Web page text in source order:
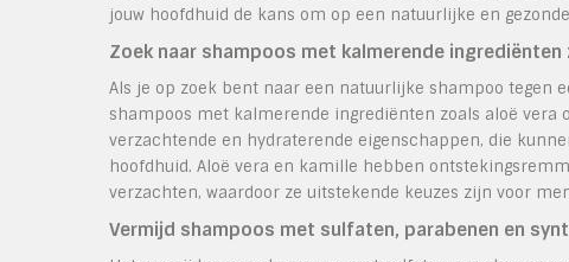
jouw hoofdhuid de kans om op een natuurlijke en
Zoek naar shampoos met kalmerende
Als je op zoek bent naar een natuurlijke shampoo tegen
shampoos met kalmerende ingrediënten zoals aloë
verzachtende en hydraterende eigenschappen, die
hoofdhuid. Aloë vera en kamille hebben
verzachten, waardoor ze uitstekende keuzes zijn voor
Vermijd shampoos met sulfaten, parabenen en